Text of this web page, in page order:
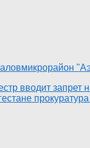
микрорайон
вводит запрет